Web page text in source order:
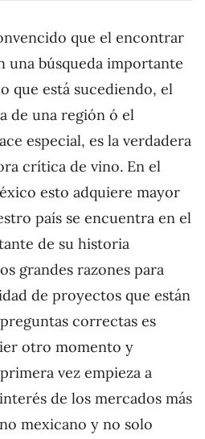
que el encontrar
una búsqueda importante
que está sucediendo, el
de una región ó el
especial, es la verdadera
crítica de vino. En el
esto adquiere mayor
país se encuentra en el
de su historia
grandes razones para
de proyectos que están
correctas es
otro momento y
vez empieza a
de los mercados más
mexicano y no solo